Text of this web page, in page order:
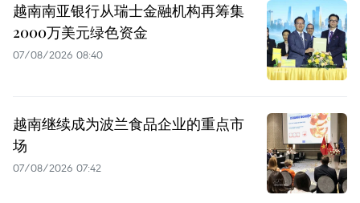
越南南亚银行从瑞士金融机构再筹集
2000万美元绿色资金
07/08/2026 08:40
越南继续成为波兰食品企业的重点市
场
07/08/2026 07:42